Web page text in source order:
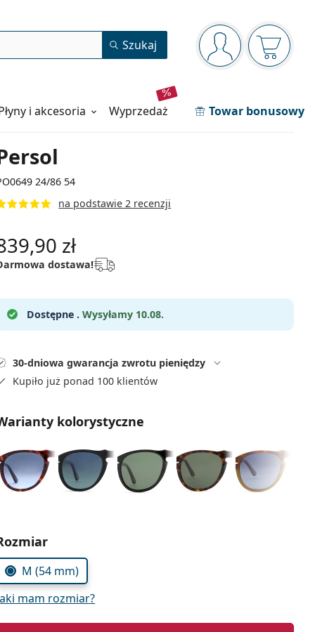
Panel nawigacyjny
jesteś
Koszyk
Szukaj
i akcesoria wyprzedaż Towar bonusowy
24/86 54
na podstawie 2 recenzji
zł
dostawa!
Dostępne . Wysyłamy 10.08.
30-dniowa gwarancja zwrotu pieniędzy
Kupiło już ponad 100 klientów
kolorystyczne
parametry
M (54 mm)
mam rozmiar?